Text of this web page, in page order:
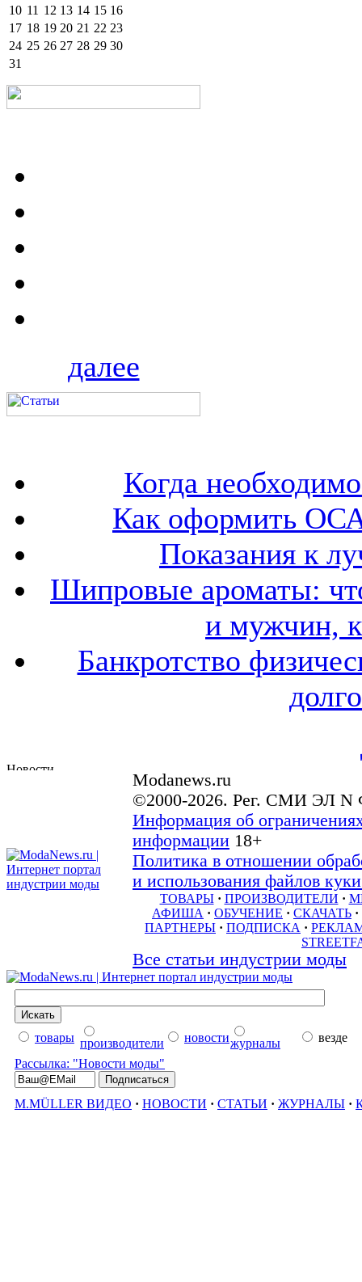
10 11 12 13 14 15 16
17 18 19 20 21 22 23
24 25 26 27 28 29 30
31
далее
Когда
Как оформить
Показания к
Шипровые ароматы:
и мужчин,
Банкротство
Modanews.ru
©2000-2026. Рег. СМИ ЭЛ N
Информация об
информации 18+
Политика в отношении
и использования файлов
ТОВАРЫ · ПРОИЗВОДИТЕЛИ ·
АФИША · ОБУЧЕНИЕ · СКАЧАТЬ ·
ПАРТНЕРЫ · ПОДПИСКА ·
Все статьи индустрии моды
товары производители новостижурналы
везде
Рассылка: "Новости моды"
M.MÜLLER ВИДЕО · НОВОСТИ · СТАТЬИ · ЖУРНАЛЫ ·